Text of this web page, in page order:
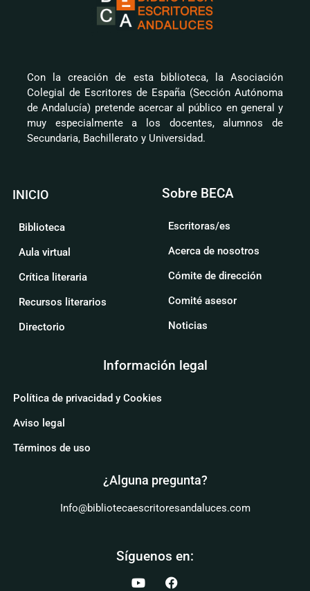
Con la creación de esta biblioteca, la Asociación
Colegial de Escritores de España (Sección Autónoma
de Andalucía) pretende acercar al público en general y
muy especialmente a los docentes, alumnos de
Secundaria, Bachillerato y Universidad.
INICIO
Biblioteca
Aula virtual
Crítica literaria
Recursos literarios
Directorio
Sobre BECA
Escritoras/es
Acerca de nosotros
Cómite de dirección
Comité asesor
Noticias
Información legal
Política de privacidad y Cookies
Aviso legal
Términos de uso
¿Alguna pregunta?
Info@bibliotecaescritoresandaluces.com
Síguenos en: